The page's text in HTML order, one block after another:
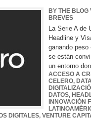
BY THE BLOG
BREVES
La Serie A de
Headline y
ganando
se están
un entorno
ACCESO A
CELERO,
DATOS,
INNOVACIÓN
DIGITALES, VENTURE